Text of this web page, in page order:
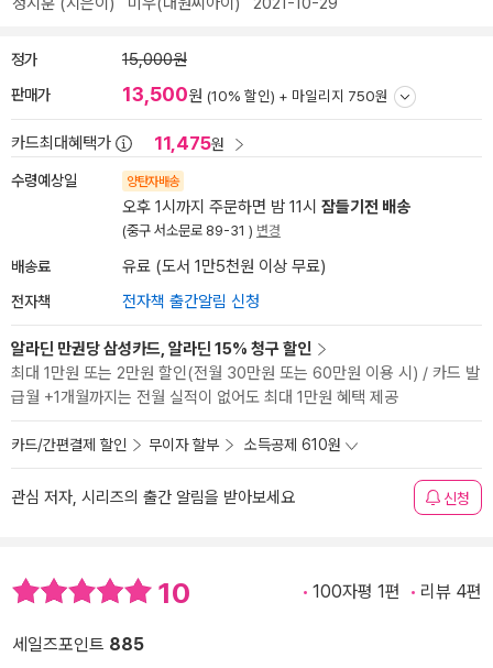
정가 15,000원
판매가 13,500원 (10% 할인) + 마일리지 750원
카드최대혜택가 11,475원
수령예상일 양탄자배송
오후 1시까지 주문하면 밤 11시 잠들기전 배송
(중구 서소문로 89-31 ) 변경
배송료 유료 (도서 1만5천원 이상 무료)
전자책 전자책 출간알림 신청
알라딘 만권당 삼성카드, 알라딘 15% 청구 할인
최대 1만원 또는 2만원 할인(전월 30만원 또는 60만원 이용 시) / 카드 발
급월 +1개월까지는 전월 실적이 없어도 최대 1만원 혜택 제공
카드/간편결제 할인 무이자 할부 소득공제 610원
관심 저자, 시리즈의 출간 알림을 받아보세요 신청
10 100자평 1편 리뷰 4편
세일즈포인트 885